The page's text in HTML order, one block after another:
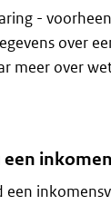
-
over
meer over